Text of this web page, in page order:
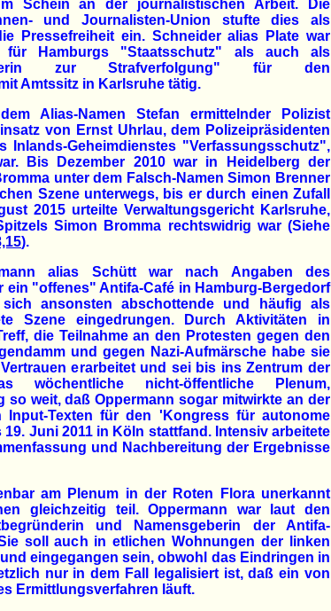
Schein an der journalistischen Arbeit. Die
und Journalisten-Union stufte dies als
Pressefreiheit ein. Schneider alias Plate war
Hamburgs "Staatsschutz" als auch als
zur Strafverfolgung" für den
Amtssitz in Karlsruhe tätig.
Alias-Namen Stefan ermittelnder Polizist
von Ernst Uhrlau, dem Polizeipräsidenten
Inlands-Geheimdienstes "Verfassungsschutz",
Bis Dezember 2010 war in Heidelberg der
unter dem Falsch-Namen Simon Brenner
Szene unterwegs, bis er durch einen Zufall
2015 urteilte Verwaltungsgericht Karlsruhe,
Simon Bromma rechtswidrig war (Siehe
).
alias Schütt war nach Angaben des
ein "offenes" Antifa-Café in Hamburg-Bergedorf
ansonsten abschottende und häufig als
Szene eingedrungen. Durch Aktivitäten in
die Teilnahme an den Protesten gegen den
und gegen Nazi-Aufmärsche habe sie
erarbeitet und sei bis ins Zentrum der
wöchentliche nicht-öffentliche Plenum,
so weit, daß Oppermann sogar mitwirkte an der
Input-Texten für den 'Kongress für autonome
19. Juni 2011 in Köln stattfand. Intensiv arbeitete
und Nachbereitung der Ergebnisse
am Plenum in der Roten Flora unerkannt
gleichzeitig teil. Oppermann war laut den
und Namensgeberin der Antifa-
soll auch in etlichen Wohnungen der linken
eingegangen sein, obwohl das Eindringen in
nur in dem Fall legalisiert ist, daß ein von
Ermittlungsverfahren läuft.